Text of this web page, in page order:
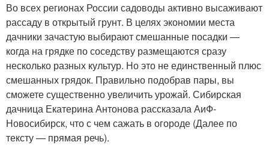
Во всех регионах России садоводы активно высаживают
рассаду в открытый грунт. В целях экономии места
дачники зачастую выбирают смешанные посадки —
когда на грядке по соседству размещаются сразу
несколько разных культур. Но это не единственный плюс
смешанных грядок. Правильно подобрав пары, вы
сможете существенно увеличить урожай. Сибирская
дачница Екатерина Антонова рассказала АиФ-
Новосибирск, что с чем сажать в огороде (Далее по
тексту — прямая речь).